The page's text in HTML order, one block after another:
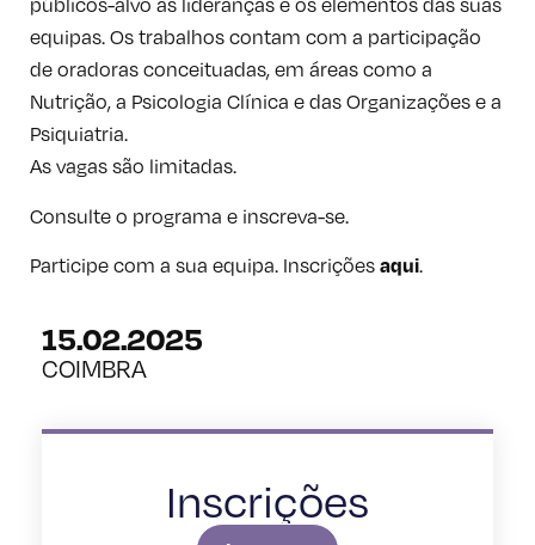
equipas. Os trabalhos contam com a participação
de oradoras conceituadas, em áreas como a
Nutrição, a Psicologia Clínica e das Organizações e a
Psiquiatria.
As vagas são limitadas.
Consulte o programa e inscreva-se.
Participe com a sua equipa. Inscriçõesaqui.
15.02.2025
COIMBRA
Inscrições